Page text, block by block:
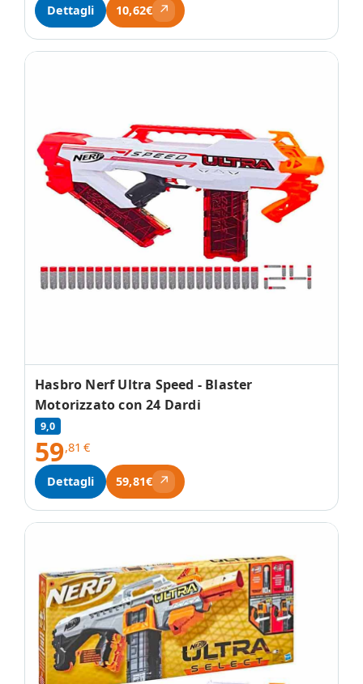
Dettagli 10,62€ ↗
Hasbro Nerf Ultra Speed - Blaster
Motorizzato con 24 Dardi
9,0
59,81 €
Dettagli 59,81€ ↗